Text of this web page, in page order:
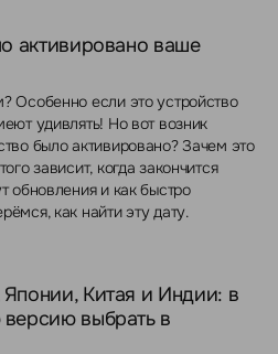
активировано ваше
Особенно если это устройство
удивлять! Но вот возник
было активировано? Зачем это
зависит, когда закончится
обновления и как быстро
как найти эту дату.
Китая и Индии: в
выбрать в